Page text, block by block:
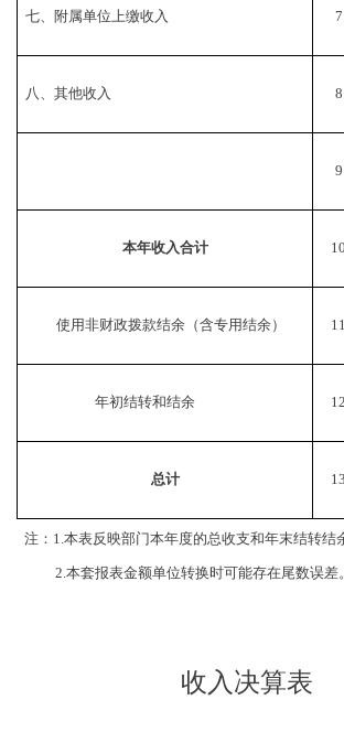
七、附属单位上缴收入 7
八、其他收入 8
9
本年收入合计 10
使用非财政拨款结余（含专用结余） 11
年初结转和结余 12
总计 13
注： 1.本表反映部门本年度的总收支和年末结转结
2.本套报表金额单位转换时可能存在尾数误差。
收入决算表